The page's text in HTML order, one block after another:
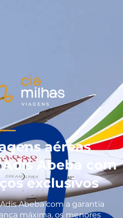
aéreas
Abeba com
exclusivos
Abeba com a garantia
máxima, os menores